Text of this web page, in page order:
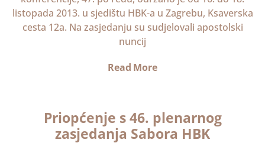
listopada 2013. u sjedištu HBK-a u Zagrebu, Ksaverska
cesta 12a. Na zasjedanju su sudjelovali apostolski
nuncij
Read More
Priopćenje s 46. plenarnog
zasjedanja Sabora HBK